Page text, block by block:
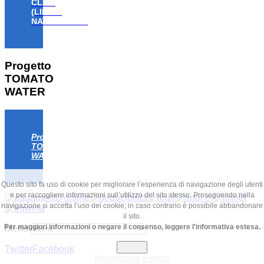
CLAW
(LIFE18
NAT/IT/000806)
Progetto
TOMATO
WATER
Progetto
TOMATO
WATER
Menu
TwitterFacebook
Questo sito fa uso di cookie per migliorare l’esperienza di navigazione degli utenti
e per raccogliere informazioni sull’utilizzo del sito stesso. Proseguendo nella
navigazione si accetta l’uso dei cookie; in caso contrario è possibile abbandonare
il sito.
Per maggiori informazioni o negare il consenso, leggere l'informativa estesa.